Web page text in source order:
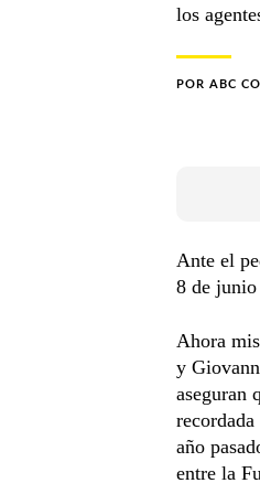
los
POR ABC
Ante el
8 de
Ahora
y
aseguran
año
entre la